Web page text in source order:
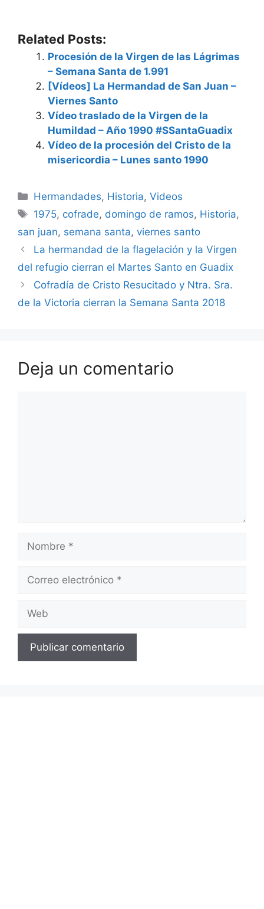
Related Posts:
Procesión de la Virgen de las Lágrimas
– Semana Santa de 1.991
[Vídeos] La Hermandad de San Juan –
Viernes Santo
Vídeo traslado de la Virgen de la
Humildad – Año 1990 #SSantaGuadix
Vídeo de la procesión del Cristo de la
misericordia – Lunes santo 1990
Categorías
Hermandades, Historia,Videos
Etiquetas
1975, cofrade, domingo de ramos, Historia,
san juan, semana santa, viernes santo
La hermandad de la flagelación y la Virgen
del refugio cierran el Martes Santo en Guadix
Cofradía de Cristo Resucitado y Ntra. Sra.
de la Victoria cierran la Semana Santa 2018
Deja un comentario
electrónico